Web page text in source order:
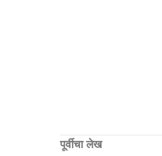
पूर्वीचा लेख